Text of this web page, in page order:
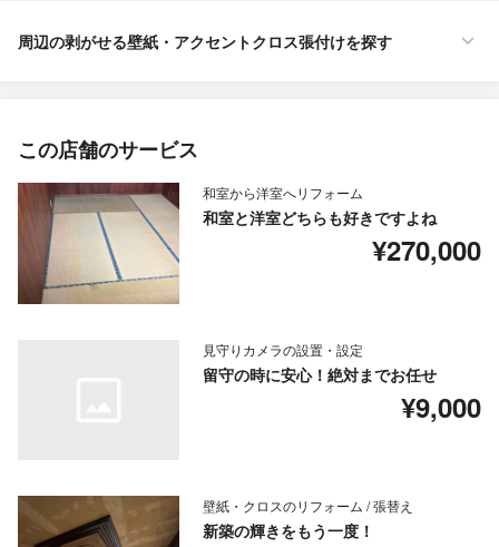
周辺の剥がせる壁紙・アクセントクロス張付けを探す
この店舗のサービス
和室から洋室へリフォーム
和室と洋室どちらも好きですよね
¥270,000
見守りカメラの設置・設定
留守の時に安心！絶対までお任せ
¥9,000
壁紙・クロスのリフォーム / 張替え
新築の輝きをもう一度！